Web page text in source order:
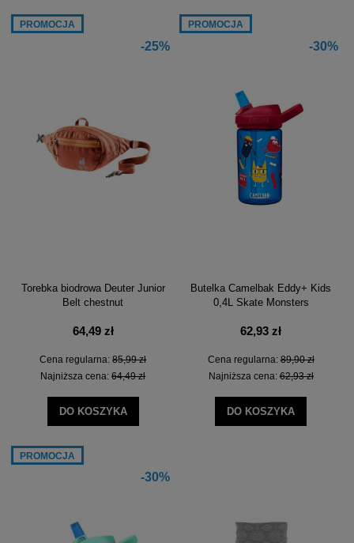
-25%
Torebka biodrowa Deuter Junior
Belt chestnut
64,49 zł
Cena regularna:85,99 zł
Najniższa cena:64,49 zł
DO KOSZYKA
PROMOCJA
-30%
Butelka Camelbak Eddy+ Kids
0,4L Skate Monsters
62,93 zł
Cena regularna:89,90 zł
Najniższa cena:62,93 zł
DO KOSZYKA
PROMOCJA
-30%
PROMOCJA